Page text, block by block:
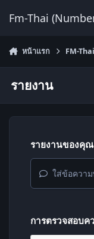
Fm-Thai
หน้าแรก FM-
รายงาน
รายงานของคุณ
ใส่ข้อควา
การตรวจสอบ